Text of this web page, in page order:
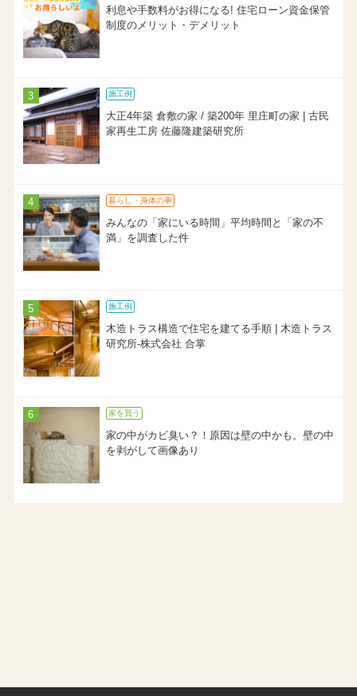
利息や手数料がお得になる! 住宅ローン資金保管
制度のメリット・デメリット
施工例
大正4年築 倉敷の家 / 築200年 里庄町の家 | 古民
家再生工房 佐藤隆建築研究所
暮らし・身体の事
みんなの「家にいる時間」平均時間と「家の不
満」を調査した件
施工例
木造トラス構造で住宅を建てる手順 | 木造トラス
研究所-株式会社 合掌
家を買う
家の中がカビ臭い？！原因は壁の中かも。壁の中
を剥がして画像あり